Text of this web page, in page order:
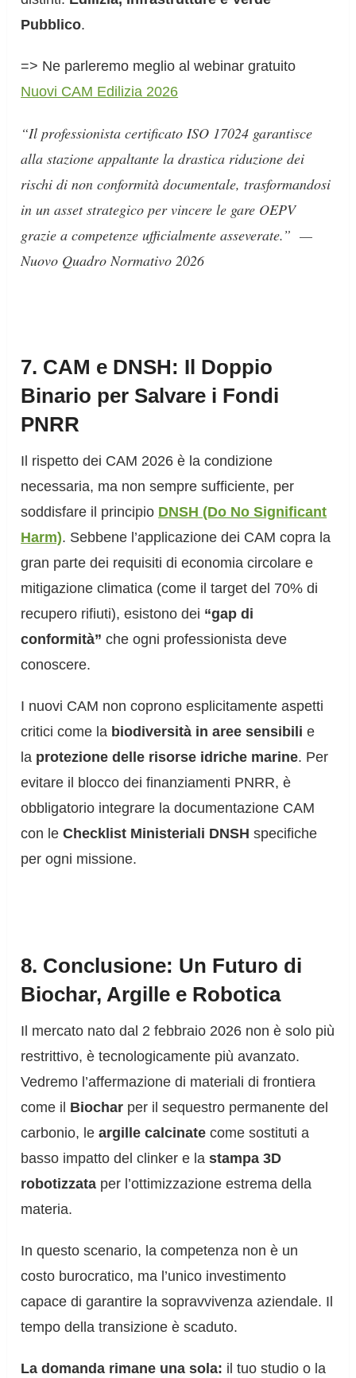
Pubblico.
=> Ne parleremo meglio al webinar gratuito
Nuovi CAM Edilizia 2026
“Il professionista certificato ISO 17024 garantisce
alla stazione appaltante la drastica riduzione dei
rischi di non conformità documentale, trasformandosi
in un asset strategico per vincere le gare OEPV
grazie a competenze ufficialmente asseverate.”—
Nuovo Quadro Normativo 2026
7. CAM e DNSH: Il Doppio
Binario per Salvare i Fondi
PNRR
Il rispetto dei CAM 2026 è la condizione
necessaria, ma non sempre sufficiente, per
soddisfare il principio DNSH (Do No Significant
Harm). Sebbene l’applicazione dei CAM copra la
gran parte dei requisiti di economia circolare e
mitigazione climatica (come il target del 70% di
recupero rifiuti), esistono dei “gap di
conformità” che ogni professionista deve
conoscere.
I nuovi CAM non coprono esplicitamente aspetti
critici come la biodiversità in aree sensibili e
la protezione delle risorse idriche marine. Per
evitare il blocco dei finanziamenti PNRR, è
obbligatorio integrare la documentazione CAM
con leChecklist Ministeriali DNSH specifiche
per ogni missione.
8. Conclusione: Un Futuro di
Biochar, Argille e Robotica
Il mercato nato dal 2 febbraio 2026 non è solo più
restrittivo, è tecnologicamente più avanzato.
Vedremo l’affermazione di materiali di frontiera
come il Biochar per il sequestro permanente del
carbonio, leargille calcinate come sostituti a
basso impatto del clinker e lastampa 3D
robotizzata per l’ottimizzazione estrema della
materia.
In questo scenario, la competenza non è un
costo burocratico, ma l’unico investimento
capace di garantire la sopravvivenza aziendale. Il
tempo della transizione è scaduto.
La domanda rimane una sola: il tuo studio o la